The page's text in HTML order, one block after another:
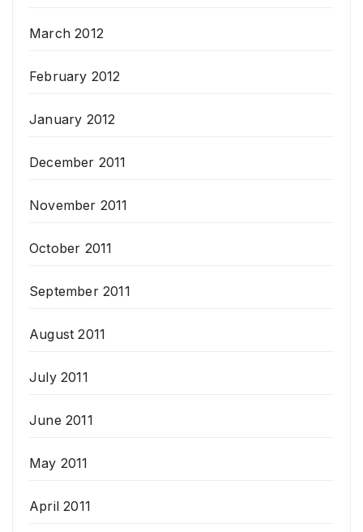
March 2012
February 2012
January 2012
December 2011
November 2011
October 2011
September 2011
August 2011
July 2011
June 2011
May 2011
April 2011